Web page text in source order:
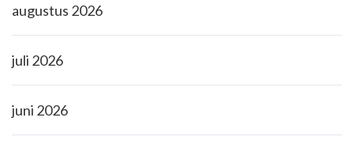
augustus 2026
juli 2026
juni 2026